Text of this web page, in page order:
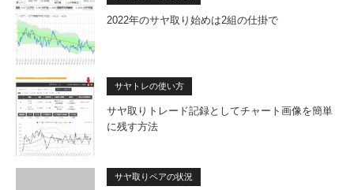
2022年のサヤ取り始めは2組の仕掛で
サヤトレの使い方
サヤ取りトレード記録としてチャート画像を簡単
に残す方法
サヤ取りペアの状況